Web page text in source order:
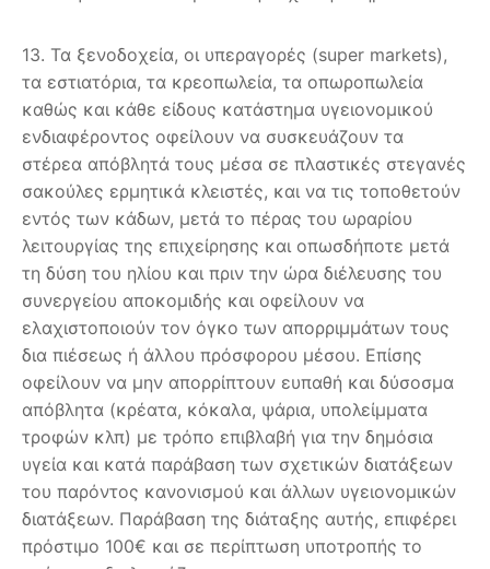
13. Τα ξενοδοχεία, οι υπεραγορές (super markets),
τα εστιατόρια, τα κρεοπωλεία, τα οπωροπωλεία
καθώς και κάθε είδους κατάστημα υγειονομικού
ενδιαφέροντος οφείλουν να συσκευάζουν τα
στέρεα απόβλητά τους μέσα σε πλαστικές στεγανές
σακούλες ερμητικά κλειστές, και να τις τοποθετούν
εντός των κάδων, μετά το πέρας του ωραρίου
λειτουργίας της επιχείρησης και οπωσδήποτε μετά
τη δύση του ηλίου και πριν την ώρα διέλευσης του
συνεργείου αποκομιδής και οφείλουν να
ελαχιστοποιούν τον όγκο των απορριμμάτων τους
δια πιέσεως ή άλλου πρόσφορου μέσου. Επίσης
οφείλουν να μην απορρίπτουν ευπαθή και δύσοσμα
απόβλητα (κρέατα, κόκαλα, ψάρια, υπολείμματα
τροφών κλπ) με τρόπο επιβλαβή για την δημόσια
υγεία και κατά παράβαση των σχετικών διατάξεων
του παρόντος κανονισμού και άλλων υγειονομικών
διατάξεων. Παράβαση της διάταξης αυτής, επιφέρει
πρόστιμο 100€ και σε περίπτωση υποτροπής το